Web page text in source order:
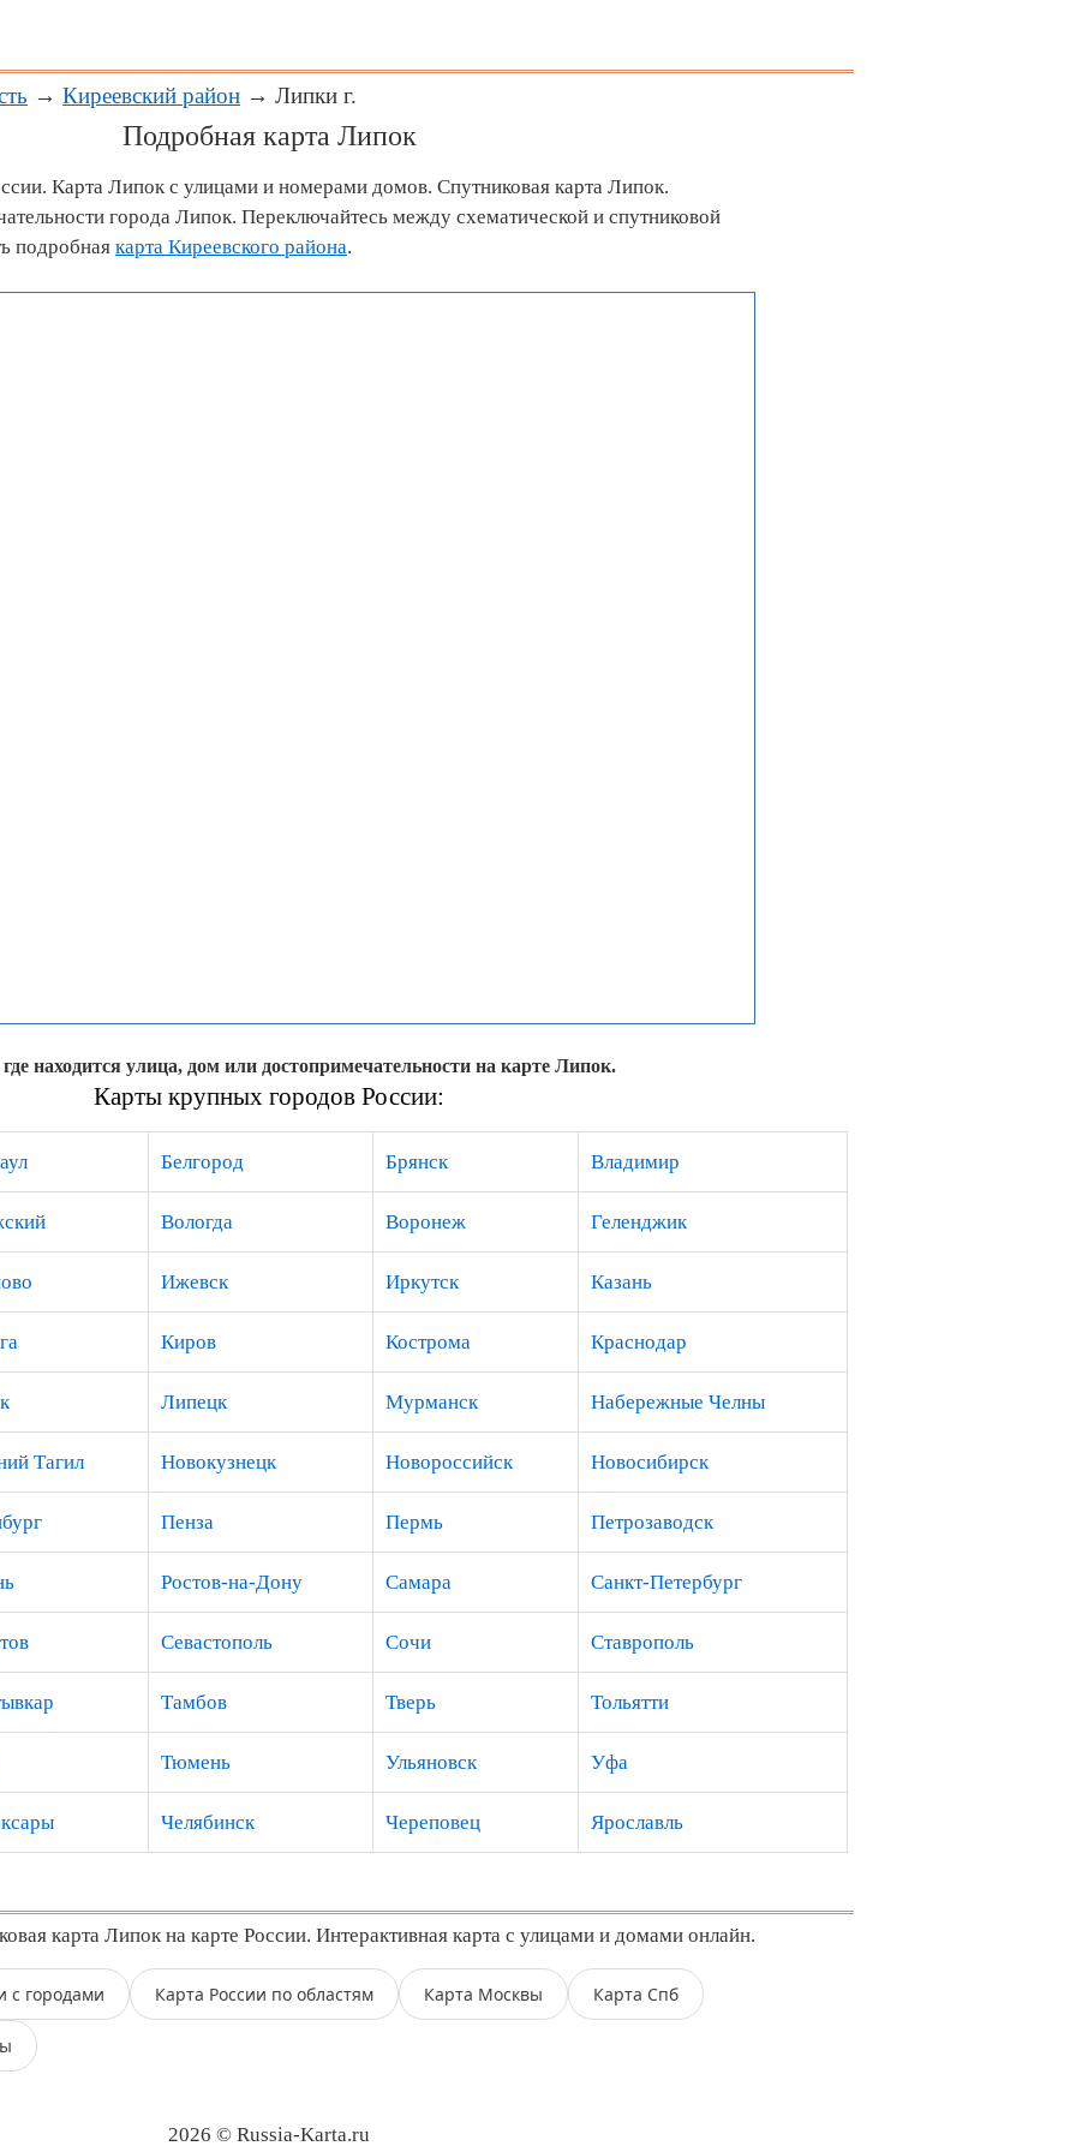
→ Киреевский район → Липки г.
Подробная карта Липок
Карта Липок с улицами и номерами домов. Спутниковая карта Липок.
города Липок. Переключайтесь между схематической и спутниковой
подробная карта Киреевского района.
находится улица, дом или достопримечательности на карте Липок.
Карты крупных городов России:
Белгород Брянск Владимир
Вологда Воронеж Геленджик
Ижевск Иркутск Казань
Киров Кострома Краснодар
Липецк Мурманск Набережные Челны
Тагил Новокузнецк Новороссийск Новосибирск
Пенза Пермь Петрозаводск
Ростов-на-Дону Самара Санкт-Петербург
Севастополь Сочи Ставрополь
Тамбов Тверь Тольятти
Тюмень Ульяновск Уфа
Челябинск Череповец Ярославль
карта Липок на карте России. Интерактивная карта с улицами и домами онлайн.
с городами Карта России по областям Карта Москвы Карта Спб
2026 © Russia-Karta.ru